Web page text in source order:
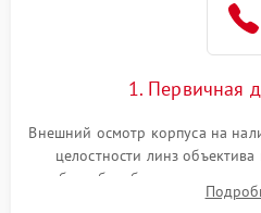
1. Первичная
Внешний осмотр корпуса на
целостности линз
работы барабанчиков ввода
параллакса и зума.